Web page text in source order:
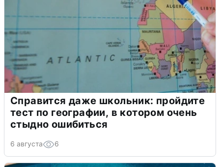
Справится даже школьник: пройдите
тест по географии, в котором очень
стыдно ошибиться
6 августа 6